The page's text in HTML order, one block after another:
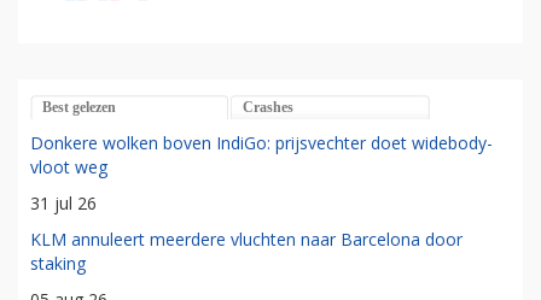
Best gelezen Crashes
Donkere wolken boven IndiGo: prijsvechter doet widebody-
vloot weg
31 jul 26
KLM annuleert meerdere vluchten naar Barcelona door
staking